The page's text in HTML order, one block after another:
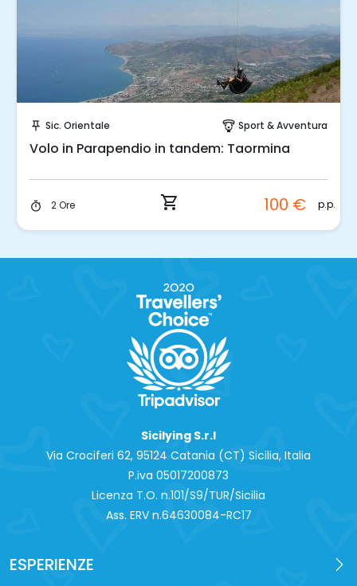
push_pin Sic. Orientale paragliding Sport & Avventura
Volo in Parapendio in tandem: Taormina
timer 2 Ore shopping_cart 100 € p.p.
Sicilying S.r.l
Via Crociferi 62, 95124 Catania (CT) Sicilia, Italia
P.iva 0‍5017200873
Licenza T.O. n.101/S9/TUR/Sicilia
Ass. ERV n.64630084-RC17
ESPERIENZE